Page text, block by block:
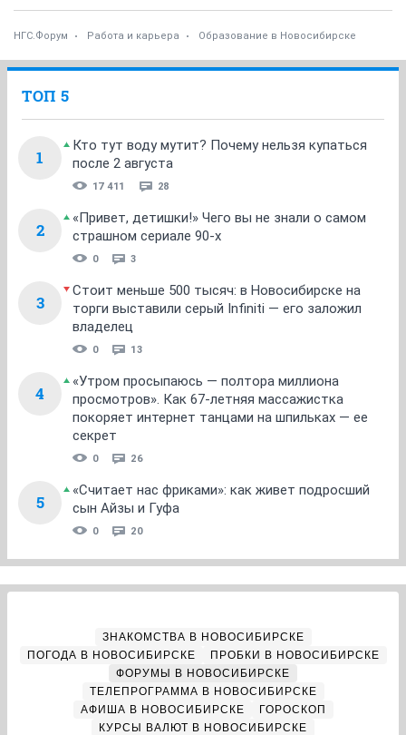
НГС.Форум Работа и карьера Образование в Новосибирске
ТОП 5
1
Кто тут воду мутит? Почему нельзя купаться
после 2 августа
17 411 28
2
«Привет, детишки!» Чего вы не знали о самом
страшном сериале 90-х
0 3
3
Стоит меньше 500 тысяч: в Новосибирске на
торги выставили серый Infiniti — его заложил
владелец
0 13
4
«Утром просыпаюсь — полтора миллиона
просмотров». Как 67-летняя массажистка
покоряет интернет танцами на шпильках — ее
секрет
0 26
5
«Считает нас фриками»: как живет подросший
сын Айзы и Гуфа
0 20
ЗНАКОМСТВА В НОВОСИБИРСКЕ
ПОГОДА В НОВОСИБИРСКЕ
ПРОБКИ В НОВОСИБИРСКЕ
ФОРУМЫ В НОВОСИБИРСКЕ
ТЕЛЕПРОГРАММА В НОВОСИБИРСКЕ
АФИША В НОВОСИБИРСКЕ
ГОРОСКОП
КУРСЫ ВАЛЮТ В НОВОСИБИРСКЕ